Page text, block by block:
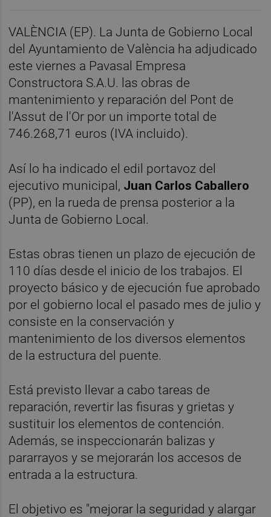
VALÈNCIA (EP). La Junta de Gobierno Local
del Ayuntamiento de València ha adjudicado
este viernes a Pavasal Empresa
Constructora S.A.U. las obras de
mantenimiento y reparación del Pont de
l'Assut de l'Or por un importe total de
746.268,71 euros (IVA incluido).
Así lo ha indicado el edil portavoz del
ejecutivo municipal, Juan Carlos Caballero
(PP), en la rueda de prensa posterior a la
Junta de Gobierno Local.
Estas obras tienen un plazo de ejecución de
110 días desde el inicio de los trabajos. El
proyecto básico y de ejecución fue aprobado
por el gobierno local el pasado mes de julio y
consiste en la conservación y
mantenimiento de los diversos elementos
de la estructura del puente.
Está previsto llevar a cabo tareas de
reparación, revertir las fisuras y grietas y
sustituir los elementos de contención.
Además, se inspeccionarán balizas y
pararrayos y se mejorarán los accesos de
entrada a la estructura.
El objetivo es "mejorar la seguridad y alargar